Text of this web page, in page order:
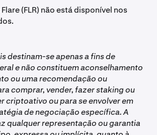
(FLR) não está disponível nos
destinam-se apenas a fins de
e não constituem aconselhamento
ou uma recomendação ou
comprar, vender, fazer staking ou
criptoativo ou para se envolver em
de negociação específica. A
qualquer representação ou garantia